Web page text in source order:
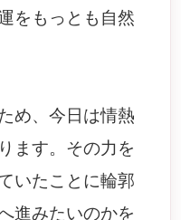
をもっとも自然
め、今日は情熱
ます。その力を
いたことに輪郭
進みたいのかを